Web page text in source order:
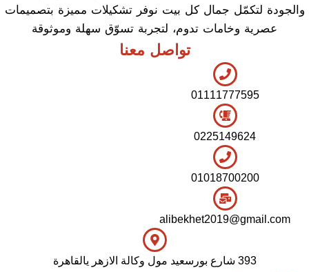
01111777595
0225149624
01018700200
والجودة لتكمّل جمال كل بيت نوفر تشكيلات مميزة بتصميمات
عصرية وخامات تدوم، لتجربة تسوّق سهلة وموثوقة
تواصل معنا
alibekhet2019@gmail.com
393 شارع بورسعيد مول وكالة الازهر يالقاهرة